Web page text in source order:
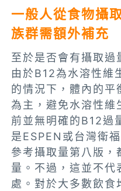
一般人從食物攝
族群需額外補充
至於是否會有攝取過
由於B12為水溶性維
的情況下，體內的平
為主，避免水溶性維
前並無明確的B12過
是ESPEN或台灣衛
參考攝取量第八版，
量。不過，這並不代
處。對於大多數飲食